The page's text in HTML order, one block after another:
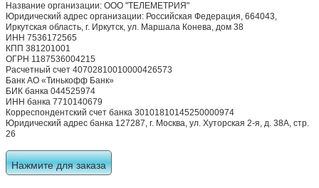
Название организации: ООО "ТЕЛЕМЕТРИЯ"
Юридический адрес организации: Российская Федерация, 664043,
Иркутская область, г. Иркутск, ул. Маршала Конева, дом 38
ИНН 7536172565
КПП 381201001
ОГРН 1187536004215
Расчетный счет 40702810010000426573
Банк АО «Тинькофф Банк»
БИК банка 044525974
ИНН банка 7710140679
Корреспондентский счет банка 30101810145250000974
Юридический адрес банка 127287, г. Москва, ул. Хуторская 2-я, д. 38А, стр.
26
Нажмите для заказа